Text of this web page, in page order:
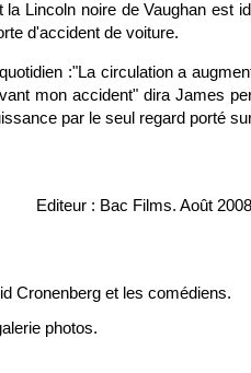
Lincoln noire de Vaughan est
d'accident de voiture.
:"La circulation a
mon accident" dira James
par le seul regard porté
Editeur : Bac Films. Août
Cronenberg et les comédiens.
photos.